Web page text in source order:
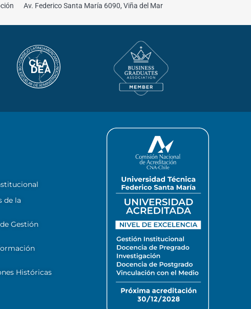
Av. Federico Santa María 6090, Viña del Mar
de la
Gestión
Históricas